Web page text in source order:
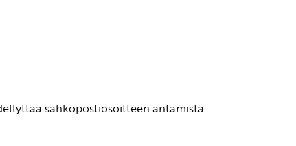
sähköpostiosoitteen antamista